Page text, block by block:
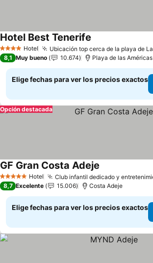
4 EstrellasHotel Ubicación top cerca de la playa de
Hotel Best Tenerife
8,1 Muy bueno 10.674 Playa de las Américas
Elige fechas para ver los precios exactos
Opción destacada
5 Estrellas Hotel Club infantil dedicado y
GF Gran Costa Adeje
8,7 Excelente 15.006 Costa Adeje
Elige fechas para ver los precios exactos